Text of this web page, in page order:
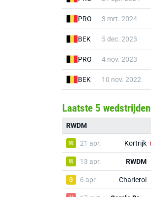
PRO 3 mrt. 2024
BEK 5 dec. 2023
PRO 4 nov. 2023
BEK 10 nov. 2022
Laatste 5 wedstrijden
RWDM
W 21 apr. Kortrijk
W 13 apr. RWDM
G 6 apr. Charleroi